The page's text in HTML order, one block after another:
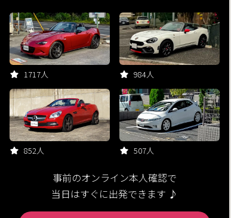
1717人 984人
852人 507人
事前のオンライン本人確認で
当日はすぐに出発できます ♪